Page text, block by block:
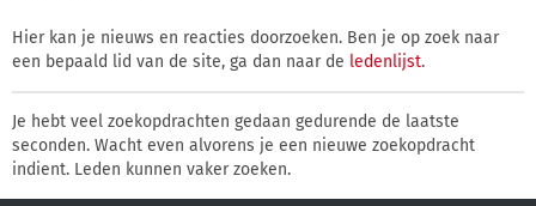
Hier kan je nieuws en reacties doorzoeken. Ben je op zoek naar
een bepaald lid van de site, ga dan naar de ledenlijst.
Je hebt veel zoekopdrachten gedaan gedurende de laatste
seconden. Wacht even alvorens je een nieuwe zoekopdracht
indient. Leden kunnen vaker zoeken.